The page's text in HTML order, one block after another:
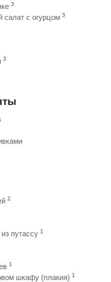
3
салат с огурцом 3
3
2
путассу 1
1
шкафу (плакия) 1